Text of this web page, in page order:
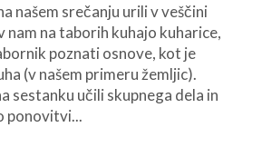
našem srečanju urili v veščini
nam na taborih kuhajo kuharice,
poznati osnove, kot je
(v našem primeru žemljic).
sestanku učili skupnega dela in
ponovitvi...